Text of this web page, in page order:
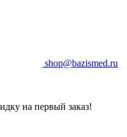
shop@bazismed.ru
на первый заказ!